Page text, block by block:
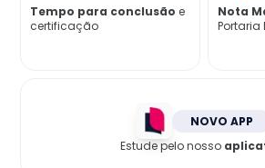
Preço
Tempo para conclusão e
certificação
Nota
Portaria
NOVO APP
Estude pelo nosso